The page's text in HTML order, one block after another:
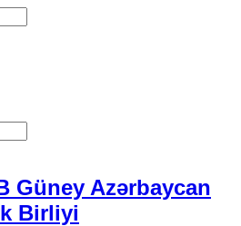
Güney Azərbaycan
Birliyi